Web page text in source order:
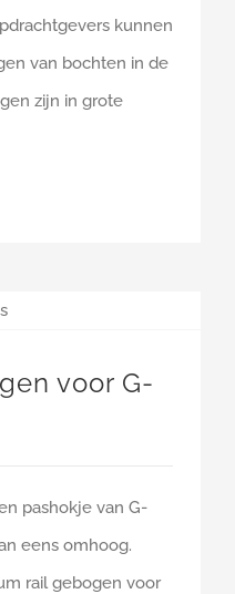
kunnen
van bochten in de
zijn in grote
voor G-
pashokje van G-
eens omhoog.
rail gebogen voor